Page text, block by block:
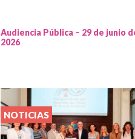
Audiencia Pública – 29 de junio
2026
NOTICIAS